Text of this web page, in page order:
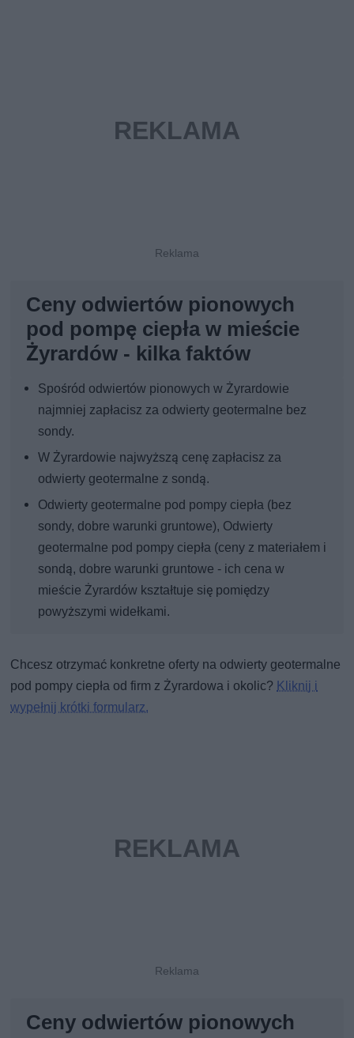
Ceny odwiertów pionowych
pod pompę ciepła w mieście
Żyrardów - kilka faktów
Spośród odwiertów pionowych w Żyrardowie
najmniej zapłacisz za odwierty geotermalne bez
sondy.
W Żyrardowie najwyższą cenę zapłacisz za
odwierty geotermalne z sondą.
Odwierty geotermalne pod pompy ciepła (bez
sondy, dobre warunki gruntowe), Odwierty
geotermalne pod pompy ciepła (ceny z materiałem i
sondą, dobre warunki gruntowe - ich cena w
mieście Żyrardów kształtuje się pomiędzy
powyższymi widełkami.
Chcesz otrzymać konkretne oferty na odwierty geotermalne
pod pompy ciepła od firm z Żyrardowa i okolic? Kliknij i
wypełnij krótki formularz.
Ceny odwiertów pionowych